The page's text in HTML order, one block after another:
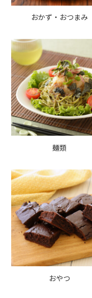
おかず・おつまみ
麺類
おやつ